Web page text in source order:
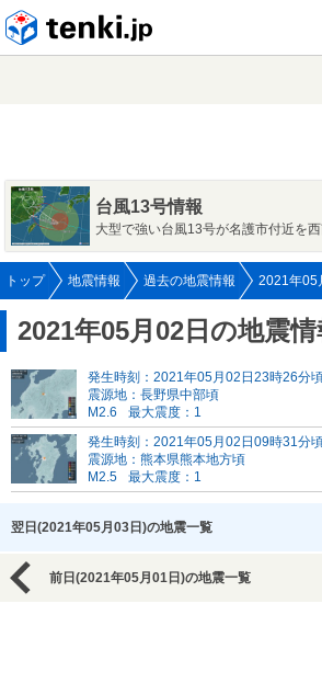
台風13号情報
大型で強い台風13号が名護市付近を
トップ 地震情報 過去の地震情報 2021年05
2021年05月02日の地震情
発生時刻：2021年05月02日23時26分
震源地：長野県中部頃
M2.6
最大震度：1
発生時刻：2021年05月02日09時31分
震源地：熊本県熊本地方頃
M2.5
最大震度：1
翌日(2021年05月03日)の地震一覧
前日(2021年05月01日)の地震一覧